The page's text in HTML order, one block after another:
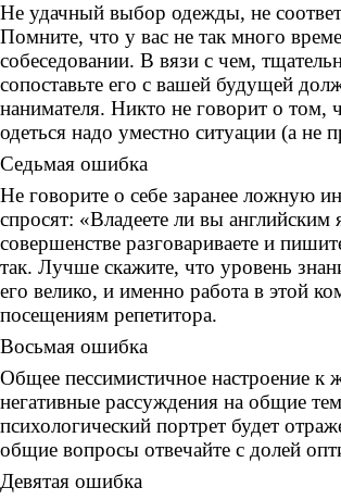
Не удачный выбор одежды, не
Помните, что у вас не так много
собеседовании. В вязи с чем,
сопоставьте его с вашей будущей
нанимателя. Никто не говорит о том,
одеться надо уместно ситуации (а
Седьмая ошибка
Не говорите о себе заранее ложную
спросят: «Владеете ли вы английским
совершенстве разговариваете и
так. Лучше скажите, что уровень
его велико, и именно работа в этой
посещениям репетитора.
Восьмая ошибка
Общее пессимистичное настроение к
негативные рассуждения на общие
психологический портрет будет
общие вопросы отвечайте с долей
Девятая ошибка